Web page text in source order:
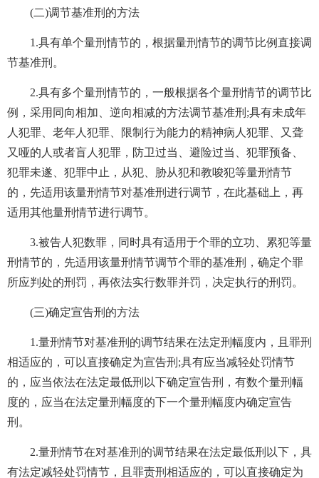
(二)调节基准刑的方法
1.具有单个量刑情节的，根据量刑情节的调节比例直接调
节基准刑。
2.具有多个量刑情节的，一般根据各个量刑情节的调节比
例，采用同向相加、逆向相减的方法调节基准刑;具有未成年
人犯罪、老年人犯罪、限制行为能力的精神病人犯罪、又聋
又哑的人或者盲人犯罪，防卫过当、避险过当、犯罪预备、
犯罪未遂、犯罪中止，从犯、胁从犯和教唆犯等量刑情节
的，先适用该量刑情节对基准刑进行调节，在此基础上，再
适用其他量刑情节进行调节。
3.被告人犯数罪，同时具有适用于个罪的立功、累犯等量
刑情节的，先适用该量刑情节调节个罪的基准刑，确定个罪
所应判处的刑罚，再依法实行数罪并罚，决定执行的刑罚。
(三)确定宣告刑的方法
1.量刑情节对基准刑的调节结果在法定刑幅度内，且罪刑
相适应的，可以直接确定为宣告刑;具有应当减轻处罚情节
的，应当依法在法定最低刑以下确定宣告刑，有数个量刑幅
度的，应当在法定量刑幅度的下一个量刑幅度内确定宣告
刑。
2.量刑情节在对基准刑的调节结果在法定最低刑以下，具
有法定减轻处罚情节，且罪责刑相适应的，可以直接确定为